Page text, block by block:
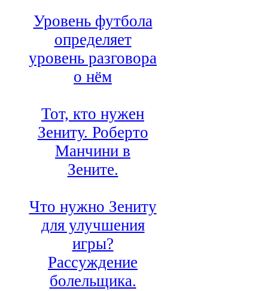
Уровень футбола
определяет
уровень разговора
о нём
Тот, кто нужен
Зениту. Роберто
Манчини в
Зените.
Что нужно Зениту
для улучшения
игры?
Рассуждение
болельщика.